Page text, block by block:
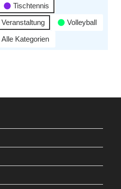
Tischtennis
Veranstaltung
Volleyball
Alle Kategorien